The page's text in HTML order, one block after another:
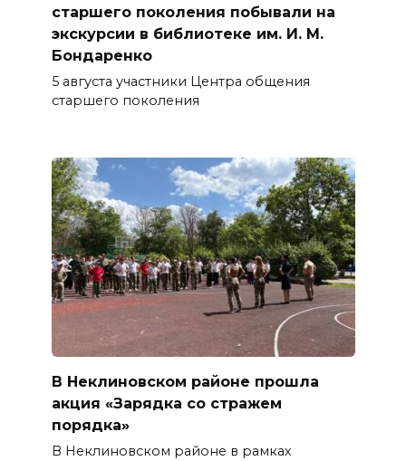
старшего поколения побывали на
экскурсии в библиотеке им. И. М.
Бондаренко
5 августа участники Центра общения
старшего поколения
В Неклиновском районе прошла
акция «Зарядка со стражем
порядка»
В Неклиновском районе в рамках